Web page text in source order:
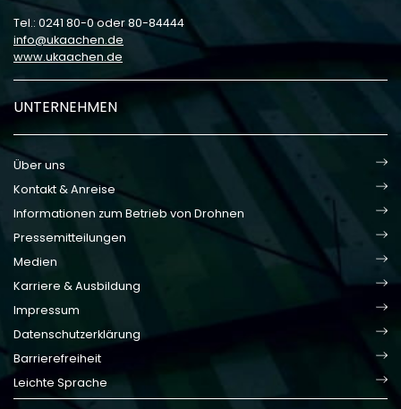
Tel.: 0241 80-0 oder 80-84444
info
ukaachen de
www.ukaachen.de
UNTERNEHMEN
Über uns
Kontakt & Anreise
Informationen zum Betrieb von Drohnen
Pressemitteilungen
Medien
Karriere & Ausbildung
Impressum
Datenschutzerklärung
Barrierefreiheit
Leichte Sprache